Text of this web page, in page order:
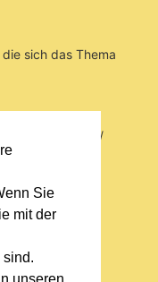
Sie
mit der
sind.
sich das Thema